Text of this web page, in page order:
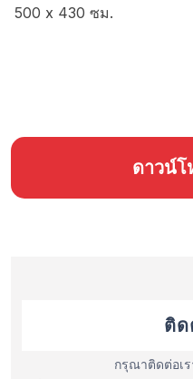
500 x 430 ซม.
ดาวน์
ติด
กรุณาติดต่อเ